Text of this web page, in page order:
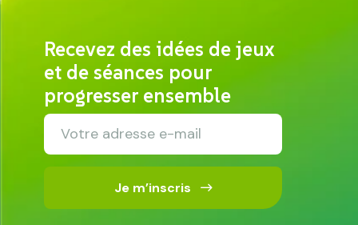
Recevez des idées de jeux
et de séances pour
progresser ensemble
Je m’inscris